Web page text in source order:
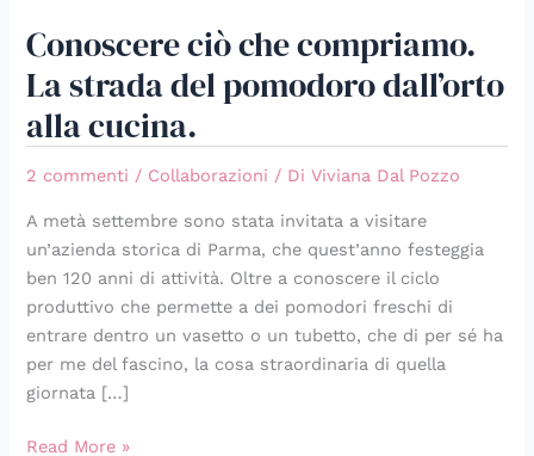
Conoscere ciò che compriamo.
La strada del pomodoro dall’orto
alla cucina.
2 commenti / Collaborazioni / DiViviana Dal Pozzo
A metà settembre sono stata invitata a visitare
un’azienda storica di Parma, che quest’anno festeggia
ben 120 anni di attività. Oltre a conoscere il ciclo
produttivo che permette a dei pomodori freschi di
entrare dentro un vasetto o un tubetto, che di per sé ha
per me del fascino, la cosa straordinaria di quella
giornata […]
Read More »